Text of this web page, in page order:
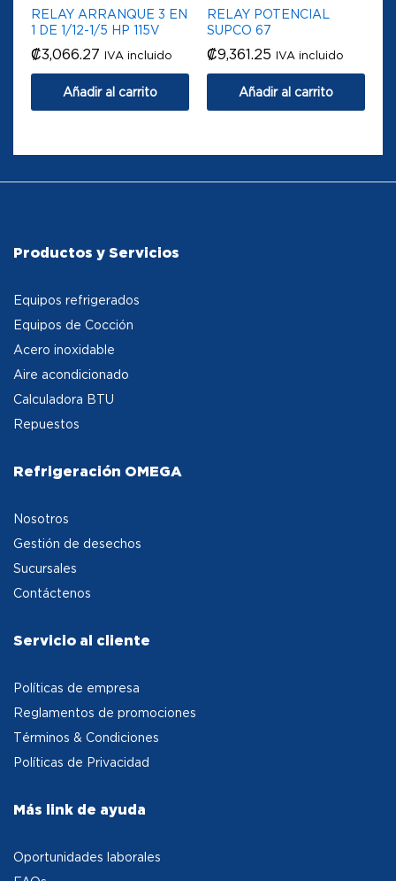
RELAY ARRANQUE 3 EN
1 DE 1/12-1/5 HP 115V
₡3,066.27 IVA incluido
Añadir al carrito
RELAY POTENCIAL
SUPCO 67
₡9,361.25 IVA incluido
Añadir al carrito
Productos y Servicios
Equipos refrigerados
Equipos de Cocción
Acero inoxidable
Aire acondicionado
Calculadora BTU
Repuestos
Refrigeración OMEGA
Nosotros
Gestión de desechos
Sucursales
Contáctenos
Servicio al cliente
Políticas de empresa
Reglamentos de promociones
Términos & Condiciones
Políticas de Privacidad
Más link de ayuda
Oportunidades laborales